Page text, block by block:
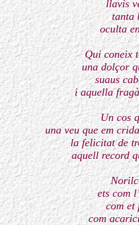
llavis
tanta
oculta
Qui coneix
una dolçor
suaus
i aquella
Un cos
una veu que em
la felicitat de
aquell record
ets com
com et
com